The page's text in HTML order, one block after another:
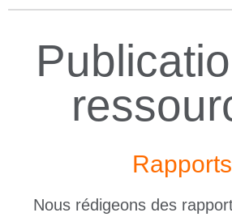
Rapports
Nous rédigeons des